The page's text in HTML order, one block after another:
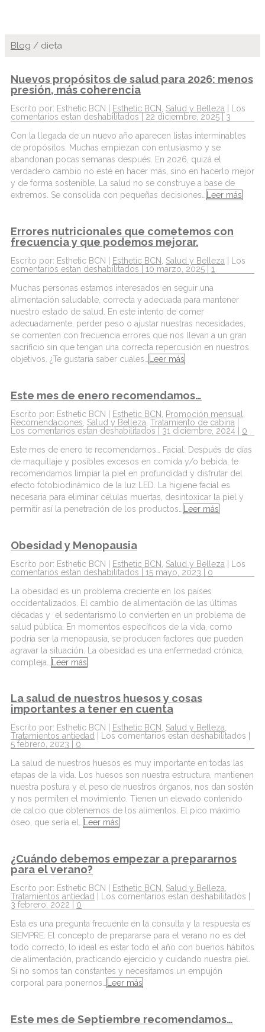
Blog / dieta
Nuevos propósitos de salud para 2026: menos
presión, más coherencia
Escrito por: Esthetic BCN | Esthetic BCN Salud y Belleza
Los
comentarios estan deshabilitados | 22 diciembre, 2025 | 3
Con la llegada de un nuevo año aparecen listas interminables
de propósitos. Muchas empiezan con entusiasmo y se
abandonan pocas semanas después. En 2026, quizá el
verdadero cambio no esté en hacer más, sino en hacerlo mejor
y de forma sostenible. La salud no se construye a base de
extremos. Se consolida con pequeñas decisiones…
Leer más
Errores nutricionales que cometemos con
frecuencia y que podemos mejorar.
Escrito por: Esthetic BCN | Esthetic BCN Salud y Belleza
Los
comentarios estan deshabilitados | 10 marzo, 2025 | 1
Muchas personas estamos interesados en seguir una
alimentación saludable, correcta y adecuada para mantener
nuestro estado de salud. En este intento de comer
adecuadamente, perder peso o ajustar nuestras necesidades,
se comenten con frecuencia errores que nos llevan a un gran
sacrificio sin que tengan una correcta repercusión en nuestros
objetivos. ¿Te gustaría saber cuáles…
Leer más
Este mes de enero recomendamos…
Escrito por: Esthetic BCN | Esthetic BCN Promoción mensual
Recomendaciones Salud y Belleza Tratamiento de cabina
Los comentarios estan deshabilitados | 31 diciembre, 2024 | 0
Este mes de enero te recomendamos… Facial: Después de días
de maquillaje y posibles excesos en comida y/o bebida, te
recomendamos limpiar la piel en profundidad y disfrutar del
efecto fotobiodinámico de la luz LED. La higiene facial es
necesaria para eliminar células muertas, desintoxicar la piel y
permitir así la penetración de los productos…
Leer más
Obesidad y Menopausia
Escrito por: Esthetic BCN | Esthetic BCN Salud y Belleza | Los
comentarios estan deshabilitados | 15 mayo, 2023 | 0
La obesidad es un problema creciente en los países
occidentalizados. El cambio de alimentación de las últimas
décadas y el sedentarismo lo convierten en un problema de
salud pública. En momentos específicos de la vida, como
podría ser la menopausia, se producen factores que pueden
agravar la situación. La obesidad es una enfermedad crónica,
compleja…
Leer más
La salud de nuestros huesos y cosas
importantes a tener en cuenta
Escrito por: Esthetic BCN | Esthetic BCN, Salud y Belleza,
Tratamientos antiedad
Los comentarios estan deshabilitados
5 febrero, 2023 | 0
La salud de nuestros huesos es muy importante en todas las
etapas de la vida. Los huesos son nuestra estructura, mantienen
nuestra postura y el peso de nuestros órganos, nos dan sostén
y nos permiten el movimiento. Tienen un elevado contenido
de calcio que obtenemos de los alimentos. El pico máximo
óseo, que sería el… Leer más
¿Cuándo debemos empezar a prepararnos
para el verano?
Escrito por: Esthetic BCN | Esthetic BCN, Salud y Belleza,
Tratamientos antiedad
Los comentarios estan deshabilitados
3 febrero, 2022 | 0
Esta es una pregunta frecuente en la consulta y la respuesta es
SIEMPRE. El concepto de prepararse para el verano no es del
todo correcto, lo ideal es estar todo el año con buenos hábitos
de alimentación, practicando ejercicio y cuidando nuestra piel.
Si no somos tan constantes y necesitamos un empujón
corporal para ponernos… Leer más
Este mes de Septiembre recomendamos…